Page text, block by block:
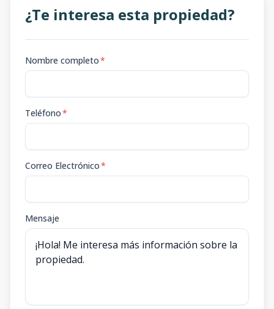
¿Te interesa esta propiedad?
Nombre completo*
Teléfono*
Correo Electrónico*
Mensaje